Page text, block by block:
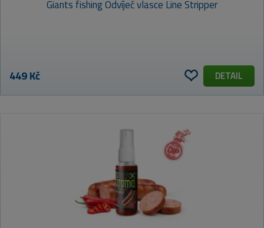
Giants fishing Odvíječ vlasce Line Stripper
449 Kč DETAIL